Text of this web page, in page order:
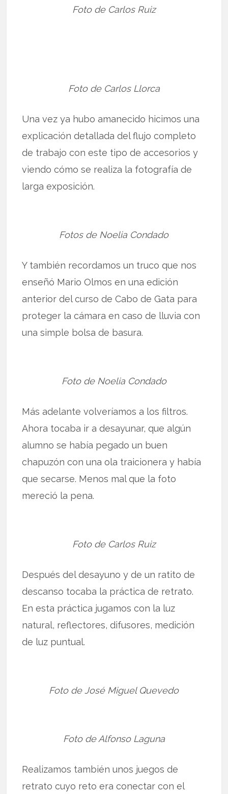
Foto de Carlos Ruiz
Foto de Carlos Llorca
Una vez ya hubo amanecido hicimos una
explicación detallada del flujo completo
de trabajo con este tipo de accesorios y
viendo cómo se realiza la fotografía de
larga exposición.
Fotos de Noelia Condado
Y también recordamos un truco que nos
enseñó Mario Olmos en una edición
anterior del curso de Cabo de Gata para
proteger la cámara en caso de lluvia con
una simple bolsa de basura.
Foto de Noelia Condado
Más adelante volveríamos a los filtros.
Ahora tocaba ir a desayunar, que algún
alumno se había pegado un buen
chapuzón con una ola traicionera y había
que secarse. Menos mal que la foto
mereció la pena.
Foto de Carlos Ruiz
Después del desayuno y de un ratito de
descanso tocaba la práctica de retrato.
En esta práctica jugamos con la luz
natural, reflectores, difusores, medición
de luz puntual.
Foto de José Miguel Quevedo
Foto de Alfonso Laguna
Realizamos también unos juegos de
retrato cuyo reto era conectar con el